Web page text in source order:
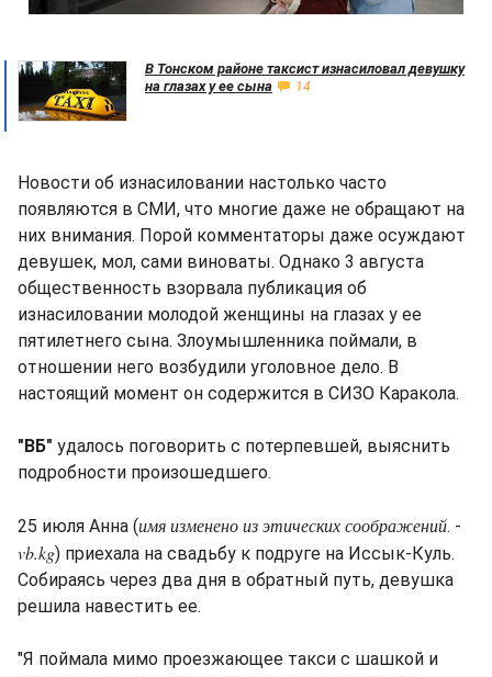
В Тонском районе таксист изнасиловал девушку
на глазах у ее сына
14
Новости об изнасиловании настолько часто
появляются в СМИ, что многие даже не обращают на
них внимания. Порой комментаторы даже осуждают
девушек, мол, сами виноваты. Однако 3 августа
общественность взорвала публикация об
изнасиловании молодой женщины на глазах у ее
пятилетнего сына. Злоумышленника поймали, в
отношении него возбудили уголовное дело. В
настоящий момент он содержится в СИЗО Каракола.
"ВБ" удалось поговорить с потерпевшей, выяснить
подробности произошедшего.
25 июля Анна (имя изменено из этических соображений. -
vb.kg) приехала на свадьбу к подруге на Иссык-Куль.
Собираясь через два дня в обратный путь, девушка
решила навестить ее.
"Я поймала мимо проезжающее такси с шашкой и